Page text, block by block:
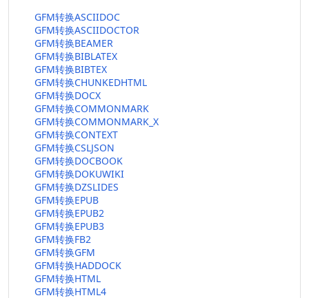
GFM转换ASCIIDOC
GFM转换ASCIIDOCTOR
GFM转换BEAMER
GFM转换BIBLATEX
GFM转换BIBTEX
GFM转换CHUNKEDHTML
GFM转换DOCX
GFM转换COMMONMARK
GFM转换COMMONMARK_X
GFM转换CONTEXT
GFM转换CSLJSON
GFM转换DOCBOOK
GFM转换DOKUWIKI
GFM转换DZSLIDES
GFM转换EPUB
GFM转换EPUB2
GFM转换EPUB3
GFM转换FB2
GFM转换GFM
GFM转换HADDOCK
GFM转换HTML
GFM转换HTML4